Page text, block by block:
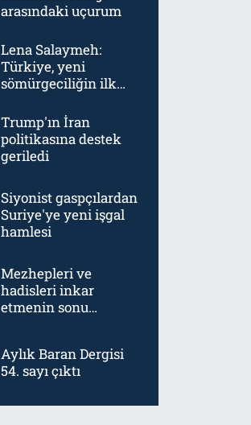
arasındaki uçurum
Lena Salaymeh:
Türkiye, yeni
sömürgeciliğin ilk
Trump'ın İran
politikasına destek
geriledi
Siyonist gaspçılardan
Suriye'ye yeni işgal
hamlesi
Mezhepleri ve
hadisleri inkar
etmenin sonu
Aylık Baran Dergisi
54. sayı çıktı